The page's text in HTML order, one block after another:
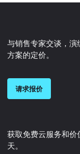
与销售专家交谈，
方案的定价。
请求报价
获取免费云服务和价
天。